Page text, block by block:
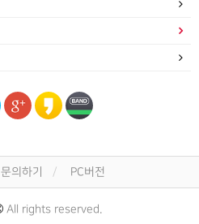
문의하기 PC버전
All rights reserved.